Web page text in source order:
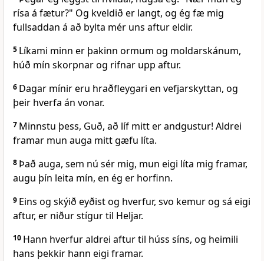
rísa á fætur?" Og kveldið er langt, og ég fæ mig
fullsaddan á að bylta mér uns aftur eldir.
5 Líkami minn er þakinn ormum og moldarskánum,
húð mín skorpnar og rifnar upp aftur.
6 Dagar mínir eru hraðfleygari en vefjarskyttan, og
þeir hverfa án vonar.
7 Minnstu þess, Guð, að líf mitt er andgustur! Aldrei
framar mun auga mitt gæfu líta.
8 Það auga, sem nú sér mig, mun eigi líta mig framar,
augu þín leita mín, en ég er horfinn.
9 Eins og skýið eyðist og hverfur, svo kemur og sá eigi
aftur, er niður stígur til Heljar.
10 Hann hverfur aldrei aftur til húss síns, og heimili
hans þekkir hann eigi framar.